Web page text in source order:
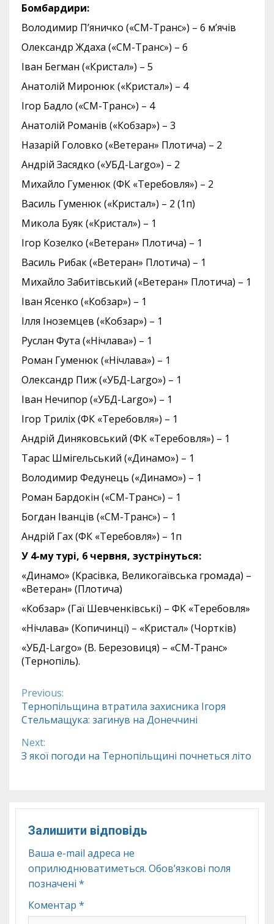
Бомбардири:
Володимир П’яничко («СМ-Транс») – 6 м’ячів
Олександр Ждаха («СМ-Транс») – 6
Іван Бегман («Кристал») – 5
Анатолій Миронюк («Кристал») – 4
Ігор Бадло («СМ-Транс») – 4
Анатолій Романів («Кобзар») – 3
Назарій Головко («Ветеран» Плотича) – 2
Андрій Засядко («УБД-Largo») – 2
Михайло Гуменюк (ФК «Теребовля») – 2
Василь Гуменюк («Кристал») – 2 (1п)
Микола Буяк («Кристал») – 1
Ігор Козелко («Ветеран» Плотича) – 1
Василь Рибак («Ветеран» Плотича) – 1
Михайло Забитівський («Ветеран» Плотича) – 1
Іван Ясенко («Кобзар») – 1
Ілля Іноземцев («Кобзар») – 1
Руслан Фута («Нічлава») – 1
Роман Гуменюк («Нічлава») – 1
Олександр Пиж («УБД-Largo») – 1
Іван Нечипор («УБД-Largo») – 1
Ігор Триліх (ФК «Теребовля») – 1
Андрій Диняковський (ФК «Теребовля») – 1
Тарас Шмігельський («Динамо») – 1
Володимир Федунець («Динамо») – 1
Роман Бардокін («СМ-Транс») – 1
Богдан Іванців («СМ-Транс») – 1
Андрій Гах (ФК «Теребовля») – 1п
У 4-му турі, 6 червня, зустрінуться:
«Динамо» (Красівка, Великогаївська громада) –
«Ветеран» (Плотича)
«Кобзар» (Гаї Шевченківські) – ФК «Теребовля»
«Нічлава» (Копичинці) – «Кристал» (Чортків)
«УБД-Largo» (В. Березовиця) – «СМ-Транс»
(Тернопіль).
Continue
Reading
Previous:
Тернопільщина втратила захисника Ігоря
Стельмащука: загинув на Донеччині
Next:
З якої погоди на Тернопільщині почнеться літо
Залишити відповідь
Ваша e-mail адреса не
оприлюднюватиметься. Обов’язкові поля
позначені *
Коментар *